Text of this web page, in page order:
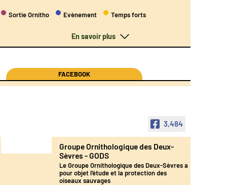
Sortie Ornitho Evènement Temps forts
En savoir plus
FACEBOOK
3,484
Groupe Ornithologique des Deux-
Sèvres - GODS
Le Groupe Ornithologique des Deux-Sèvres a
pour objet l’étude et la protection des
oiseaux sauvages